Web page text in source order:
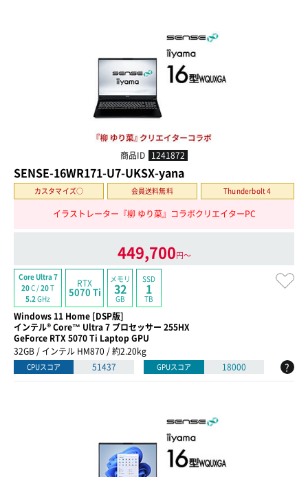
商品ID 1241872
SENSE-16WR171-U7-UKSX-yana
カスタマイズ○ 会員送料無料 Thunderbolt 4
イラストレーター『柳 ゆり菜』コラボクリエイターPC
449,700円〜
Core Ultra 7
20C /20T
5.2 GHz
RTX
5070 Ti
メモリ
32
GB
SSD
1
TB
Windows 11 Home [DSP版]
インテル® Core™ Ultra 7 プロセッサー 255HX
GeForce RTX 5070 Ti Laptop GPU
32GB / インテル HM870 / 約2.20kg
CPUスコア 51437 GPUスコア 18000 ?